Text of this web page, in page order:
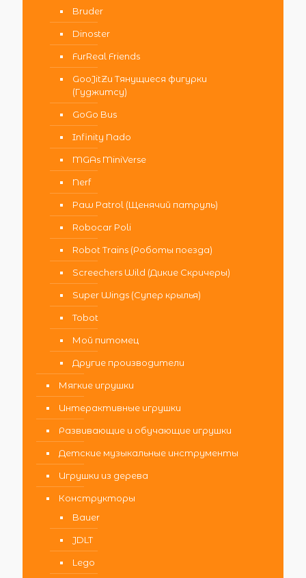
Bruder
Dinoster
FurReal Friends
GooJitZu Тянущиеся фигурки
(Гуджитсу)
GoGo Bus
Infinity Nado
MGAs MiniVerse
Nerf
Paw Patrol (Щенячий патруль)
Robocar Poli
Robot Trains (Роботы поезда)
Screechers Wild (Дикие Скричеры)
Super Wings (Супер крылья)
Tobot
Мой питомец
Другие производители
Мягкие игрушки
Интерактивные игрушки
Развивающие и обучающие игрушки
Детские музыкальные инструменты
Игрушки из дерева
Конструкторы
Bauer
JDLT
Lego